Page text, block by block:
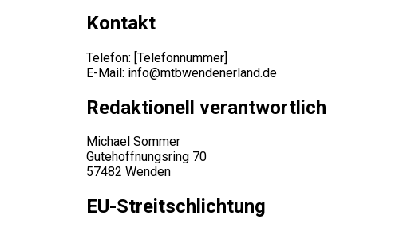
Kontakt
Telefon: [Telefonnummer]
E-Mail: info@mtbwendenerland.de
Redaktionell verantwortlich
Michael Sommer
Gutehoffnungsring 70
57482 Wenden
EU-Streitschlichtung